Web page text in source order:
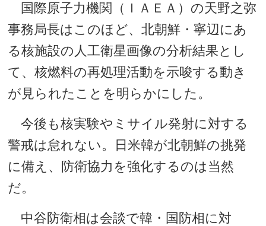
国際原子力機関（ＩＡＥＡ）の天野之弥
事務局長はこのほど、北朝鮮・寧辺にあ
る核施設の人工衛星画像の分析結果とし
て、核燃料の再処理活動を示唆する動き
が見られたことを明らかにした。
今後も核実験やミサイル発射に対する
警戒は怠れない。日米韓が北朝鮮の挑発
に備え、防衛協力を強化するのは当然
だ。
中谷防衛相は会談で韓・国防相に対